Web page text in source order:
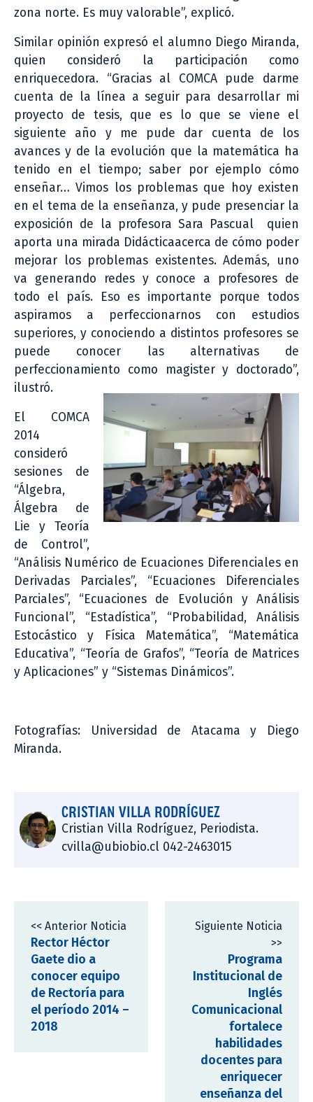
zona norte. Es muy valorable”, explicó.
Similar opinión expresó el alumno Diego Miranda,
quien consideró la participación como
enriquecedora. “Gracias al COMCA pude darme
cuenta de la línea a seguir para desarrollar mi
proyecto de tesis, que es lo que se viene el
siguiente año y me pude dar cuenta de los
avances y de la evolución que la matemática ha
tenido en el tiempo; saber por ejemplo cómo
enseñar… Vimos los problemas que hoy existen
en el tema de la enseñanza, y pude presenciar la
exposición de la profesora Sara Pascual quien
aporta una mirada Didácticaacerca de cómo poder
mejorar los problemas existentes. Además, uno
va generando redes y conoce a profesores de
todo el país. Eso es importante porque todos
aspiramos a perfeccionarnos con estudios
superiores, y conociendo a distintos profesores se
puede conocer las alternativas de
perfeccionamiento como magister y doctorado”,
ilustró.
El COMCA
2014
consideró
sesiones de
“Álgebra,
Álgebra de
Lie y Teoría
de Control”,
“Análisis Numérico de Ecuaciones Diferenciales en
Derivadas Parciales”, “Ecuaciones Diferenciales
Parciales”, “Ecuaciones de Evolución y Análisis
Funcional”, “Estadística”, “Probabilidad, Análisis
Estocástico y Física Matemática”, “Matemática
Educativa”, “Teoría de Grafos”, “Teoría de Matrices
y Aplicaciones” y “Sistemas Dinámicos”.
Fotografías: Universidad de Atacama y Diego
Miranda.
CRISTIAN VILLA RODRÍGUEZ
Cristian Villa Rodríguez, Periodista.
cvilla@ubiobio.cl 042-2463015
<< Anterior Noticia
Rector Héctor
Gaete dio a
conocer equipo
de Rectoría para
el período 2014 –
2018
Siguiente Noticia
>>
Programa
Institucional de
Inglés
Comunicacional
fortalece
habilidades
docentes para
enriquecer
enseñanza del